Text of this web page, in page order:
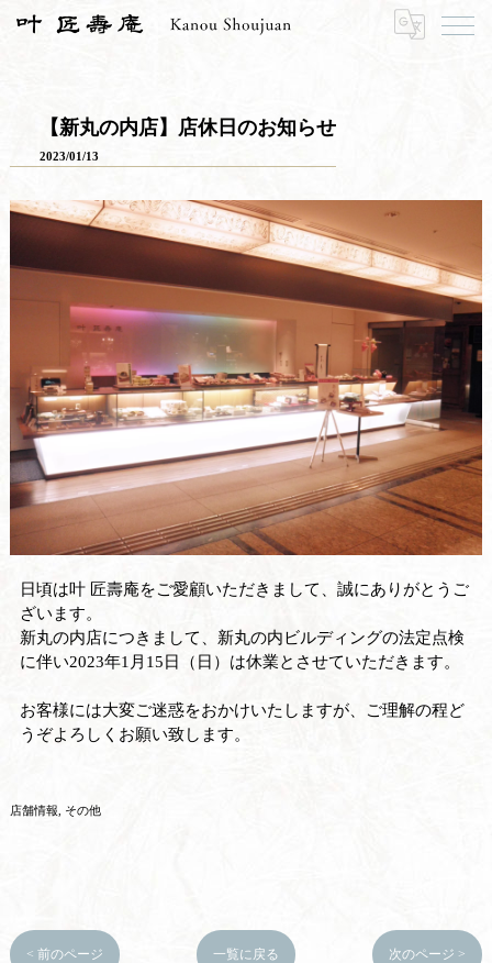
HOME お知らせ 【新丸の内店】店休日のお知らせ
【新丸の内店】店休日のお知らせ
2023/01/13
日頃は叶 匠壽庵をご愛顧いただきまして、誠にありがとうご
ざいます。
新丸の内店につきまして、新丸の内ビルディングの法定点検
に伴い2023年1月15日（日）は休業とさせていただきます。
お客様には大変ご迷惑をおかけいたしますが、ご理解の程ど
うぞよろしくお願い致します。
店舗情報 その他
< 前のページ 一覧に戻る 次のページ >